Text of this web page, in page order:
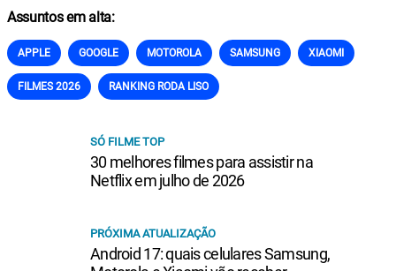
Assuntos em alta:
APPLE GOOGLE MOTOROLA SAMSUNG XIAOMI
FILMES 2026 RANKING RODA LISO
SÓ FILME TOP
30 melhores filmes para assistir na
Netflix em julho de 2026
PRÓXIMA ATUALIZAÇÃO
Android 17: quais celulares Samsung,